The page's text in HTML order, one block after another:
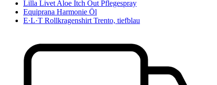
Lilla Livet Aloe Itch Out Pflegespray
Equiprana Harmonie Öl
E·L·T Rollkragenshirt Trento, tiefblau